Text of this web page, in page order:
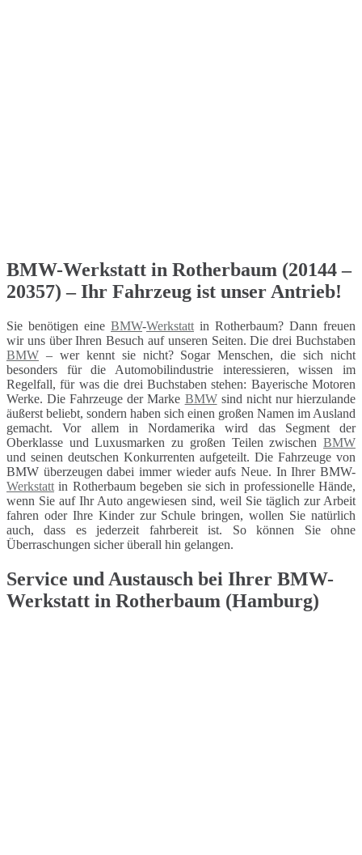
BMW-Werkstatt in Rotherbaum (20144 –
20357) – Ihr Fahrzeug ist unser Antrieb!
Sie benötigen eine BMW-Werkstatt in Rotherbaum? Dann freuen
wir uns über Ihren Besuch auf unseren Seiten. Die drei Buchstaben
BMW – wer kennt sie nicht? Sogar Menschen, die sich nicht
besonders für die Automobilindustrie interessieren, wissen im
Regelfall, für was die drei Buchstaben stehen: Bayerische Motoren
Werke. Die Fahrzeuge der Marke BMWsind nicht nur hierzulande
äußerst beliebt, sondern haben sich einen großen Namen im Ausland
gemacht. Vor allem in Nordamerika wird das Segment der
Oberklasse und Luxusmarken zu großen Teilen zwischen BMW
und seinen deutschen Konkurrenten aufgeteilt. Die Fahrzeuge von
BMW überzeugen dabei immer wieder aufs Neue. In Ihrer BMW-
Werkstatt in Rotherbaum begeben sie sich in professionelle Hände,
wenn Sie auf Ihr Auto angewiesen sind, weil Sie täglich zur Arbeit
fahren oder Ihre Kinder zur Schule bringen, wollen Sie natürlich
auch, dass es jederzeit fahrbereit ist. So können Sie ohne
Überraschungen sicher überall hin gelangen.
Service und Austausch bei Ihrer BMW-
Werkstatt in Rotherbaum (Hamburg)